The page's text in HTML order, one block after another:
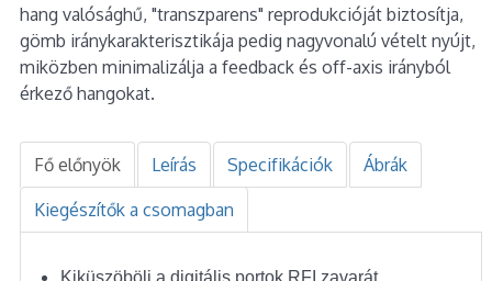
hang valósághű, "transzparens" reprodukcióját biztosítja,
gömb iránykarakterisztikája pedig nagyvonalú vételt nyújt,
miközben minimalizálja a feedback és off-axis irányból
érkező hangokat.
Fő előnyök Leírás Specifikációk Ábrák
Kiegészítők a csomagban
Kiküszöböli a digitális portok RFI zavarát